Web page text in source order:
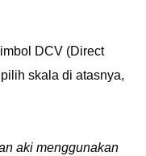
DCV (Direct
skala di atasnya,
aki menggunakan